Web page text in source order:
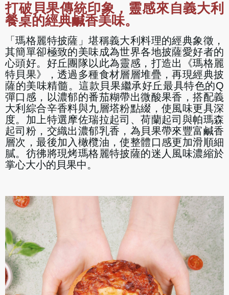
打破貝果傳統印象，靈感來自義大利
餐桌的經典鹹香美味。
「瑪格麗特披薩」堪稱義大利料理的經典象徵，
其簡單卻極致的美味成為世界各地披薩愛好者的
心頭好。好丘團隊以此為靈感，打造出《瑪格麗
特貝果》，透過多種食材層層堆疊，再現經典披
薩的美味精髓。這款貝果繼承好丘最具特色的Q
彈口感，以濃郁的番茄糊帶出微酸果香，搭配義
大利綜合辛香料與九層塔粉點綴，使風味更具深
度。加上特選摩佐瑞拉起司、荷蘭起司與帕瑪森
起司粉，交織出濃郁乳香，為貝果帶來豐富鹹香
層次，最後加入橄欖油，使整體口感更加滑順細
膩。彷彿將現烤瑪格麗特披薩的迷人風味濃縮於
掌心大小的貝果中。